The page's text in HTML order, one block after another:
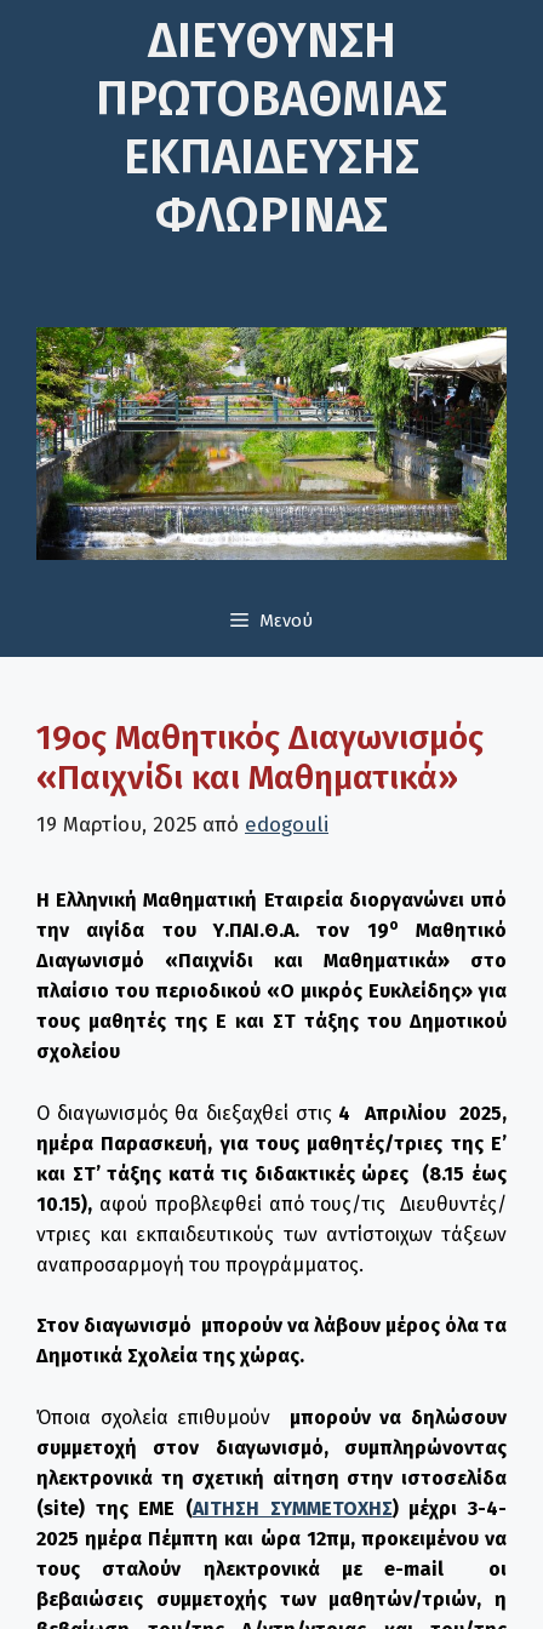
ΔΙΕΎΘΥΝΣΗ
ΠΡΩΤΟΒΆΘΜΙΑΣ
ΕΚΠΑΊΔΕΥΣΗΣ
ΦΛΩΡΙΝΑΣ
Μενού
19ος Μαθητικός Διαγωνισμός
«Παιχνίδι και Μαθηματικά»
19 Μαρτίου, 2025 από edogouli
H Ελληνική Μαθηματική Εταιρεία διοργανώνει υπό
την αιγίδα του Υ.ΠΑΙ.Θ.Α.τον 19ο
Μαθητικό
Διαγωνισμό «Παιχνίδι και Μαθηματικά» στο
πλαίσιο του περιοδικού «Ο μικρός Ευκλείδης»για
τους μαθητές της Ε΄ και ΣΤ΄ τάξης του Δημοτικού
σχολείου
Ο διαγωνισμός θα διεξαχθεί στις 4 Απριλίου 2025,
ημέρα Παρασκευή, για τους μαθητές/τριες της Ε’
και ΣΤ’ τάξης κατά τις διδακτικές ώρες (8.15 έως
10.15), αφού προβλεφθεί από τους/τις Διευθυντές/
ντριες και εκπαιδευτικούς των αντίστοιχων τάξεων
αναπροσαρμογή του προγράμματος.
Στον διαγωνισμό μπορούν να λάβουν μέρος όλα τα
Δημοτικά Σχολεία της χώρας.
Όποια σχολεία επιθυμούν μπορούν να δηλώσουν
συμμετοχή στον διαγωνισμό, συμπληρώνοντας
ηλεκτρονικά τη σχετική αίτηση στην ιστοσελίδα
(site) της EME (ΑΙΤΗΣΗ ΣΥΜΜΕΤΟΧΗΣ) μέχρι 3-4-
2025 ημέρα Πέμπτη και ώρα 12πμ, προκειμένου να
τους σταλούν ηλεκτρονικά με e-mail οι
βεβαιώσεις συμμετοχής των μαθητών/τριών, η